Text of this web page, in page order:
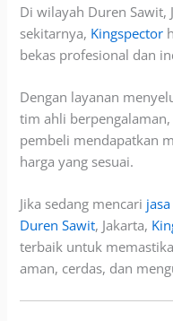
Di wilayah Duren Sawit,
sekitarnya, Kingspector
bekas profesional dan
Dengan layanan
tim ahli berpengalaman,
pembeli mendapatkan
harga yang sesuai.
Jika sedang mencari
Duren Sawit, Jakarta,
terbaik untuk
aman, cerdas, dan